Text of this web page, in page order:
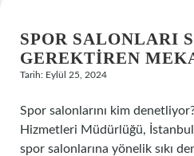
SPOR SALONLARI
GEREKTIREN
Tarih: Eylül 25, 2024
Spor salonlarını kim
Hizmetleri Müdürlüğü,
spor salonlarına yönelik sıkı